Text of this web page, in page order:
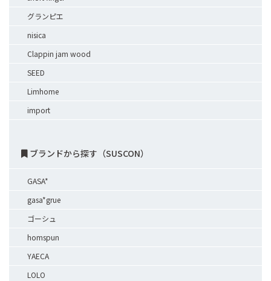
グランピエ
nisica
Clappin jam wood
SEED
Limhome
import
ブランドから探す（SUSCON）
GASA*
gasa*grue
ゴーシュ
homspun
YAECA
LOLO